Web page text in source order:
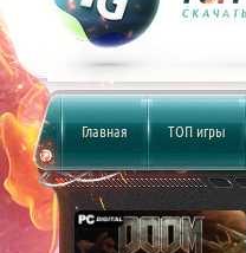
Главная ТОП игры